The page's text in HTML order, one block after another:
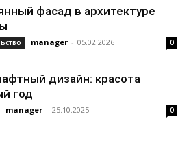
фасад в архитектуре
manager - 05.02.2026 0
дизайн: красота
год
manager - 25.10.2025 0